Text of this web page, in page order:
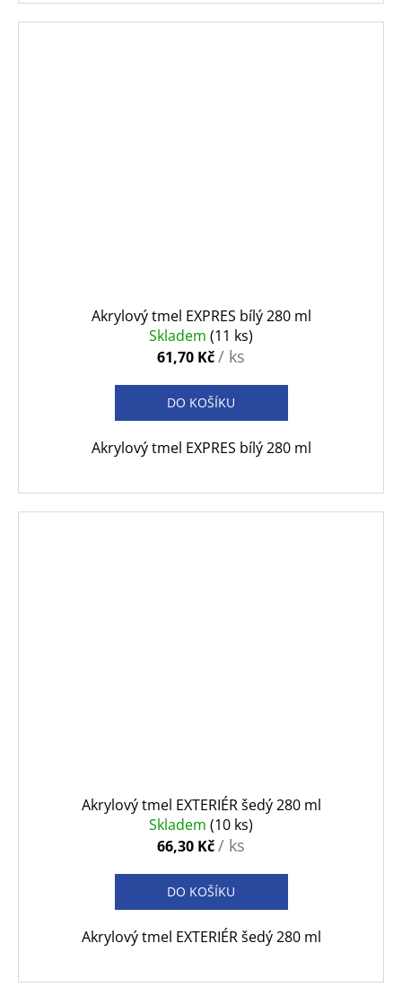
Akrylový tmel EXPRES bílý 280 ml
Skladem (11 ks)
61,70 Kč/ ks
DO KOŠÍKU
Akrylový tmel EXPRES bílý 280 ml
Akrylový tmel EXTERIÉR šedý 280 ml
Skladem (10 ks)
66,30 Kč/ ks
DO KOŠÍKU
Akrylový tmel EXTERIÉR šedý 280 ml